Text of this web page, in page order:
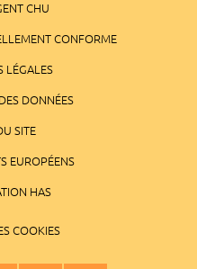
CHU
CONFORME
LÉGALES
DONNÉES
SITE
EUROPÉENS
HAS
COOKIES